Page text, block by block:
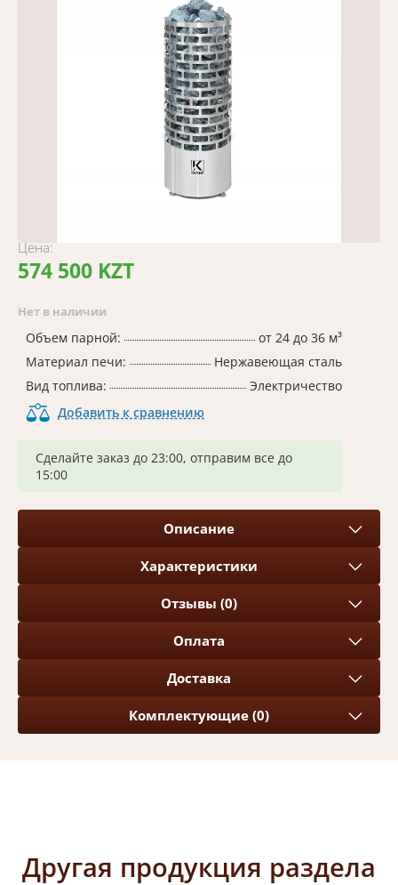
Цена:
574 500 KZT
Нет в наличии
Объем парной:
от 24 до 36 м³
Материал печи:
Нержавеющая сталь
Вид топлива:
Электричество
Добавить к сравнению
Сделайте заказ до 23:00, отправим все до
15:00
Описание
Характеристики
Отзывы (0)
Оплата
Доставка
Комплектующие (0)
Другая продукция раздела